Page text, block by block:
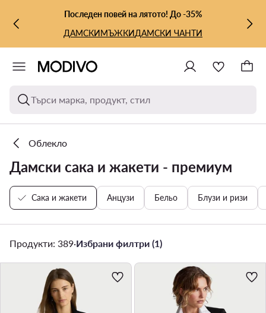
КЪМ ОСНОВНОТО СЪДЪРЖАНИЕ
КЪМ ТЪРСЕНЕПоследен повей на лятото! До -35%
ДАМСКИМЪЖКИДАМСКИ ЧАНТИ
Търси марка, продукт, стил
Облекло
Дамски сака и жакети - премиум
Сака и жакети Анцузи Бельо Блузи и ризи
Продукти: 389·Избрани филтри (1)